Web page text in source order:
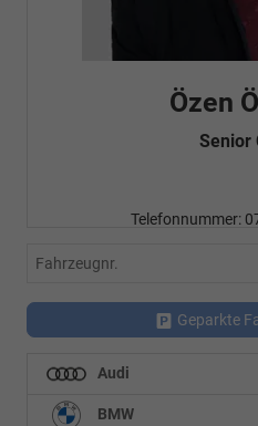
Özen
Senior
Telefonnummer:
Fahrzeugnr.
Geparkte
Audi
BMW